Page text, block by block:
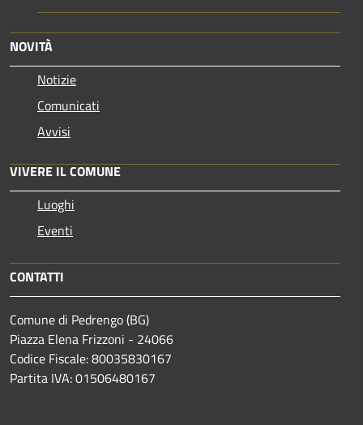
NOVITÀ
Notizie
Comunicati
Avvisi
VIVERE IL COMUNE
Luoghi
Eventi
CONTATTI
Comune di Pedrengo (BG)
Piazza Elena Frizzoni - 24066
Codice Fiscale: 80035830167
Partita IVA: 01506480167